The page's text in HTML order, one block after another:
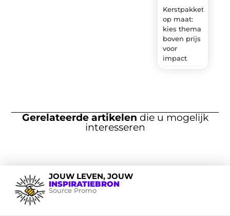
Kerstpakket
op maat:
kies thema
boven prijs
voor
impact
Gerelateerde artikelen die u mogelijk
interesseren
JOUW LEVEN, JOUW
INSPIRATIEBRON
Source Promo